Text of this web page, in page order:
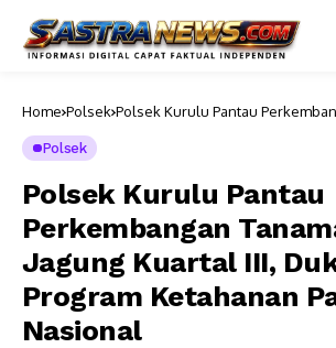
Home Polsek Polsek Kurulu Pantau
Polsek
Polsek Kurulu Pantau
Perkembangan
Jagung Kuartal III,
Program Ketahanan
Nasional